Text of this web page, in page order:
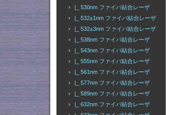
|_ 530nm ファイバ結合レーザ
|_ 532±1nm ファイバ結合レーザ
|_ 532±3nm ファイバ結合レーザ
|_ 538nm ファイバ結合レーザ
|_ 543nm ファイバ結合レーザ
|_ 555nm ファイバ結合レーザ
|_ 561nm ファイバ結合レーザ
|_ 577nm ファイバ結合レーザ
|_ 589nm ファイバ結合レーザ
|_ 632nm ファイバ結合レーザ